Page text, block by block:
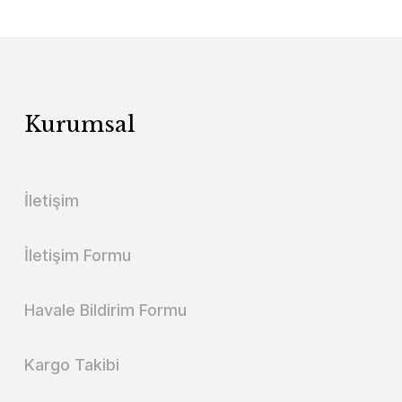
Kurumsal
İletişim
İletişim Formu
Havale Bildirim Formu
Kargo Takibi